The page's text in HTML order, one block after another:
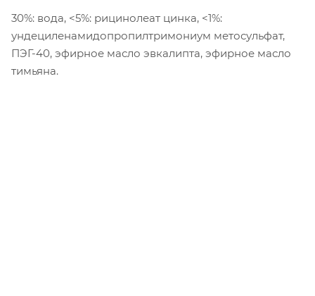
30%: вода, <5%: рицинолеат цинка, <1%:
ундециленамидопропилтримониум метосульфат,
ПЭГ-40, эфирное масло эвкалипта, эфирное масло
тимьяна.